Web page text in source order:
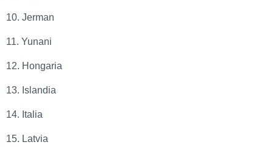
10. Jerman
11. Yunani
12. Hongaria
13. Islandia
14. Italia
15. Latvia